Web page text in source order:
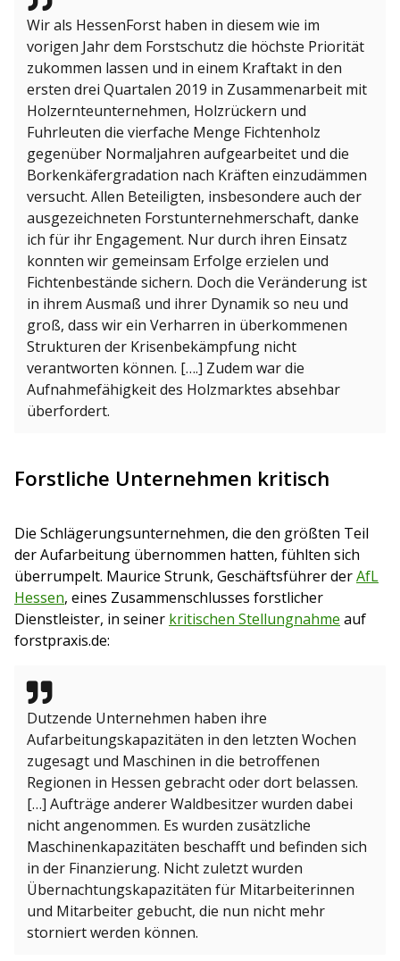
Wir als HessenForst haben in diesem wie im
vorigen Jahr dem Forstschutz die höchste Priorität
zukommen lassen und in einem Kraftakt in den
ersten drei Quartalen 2019 in Zusammenarbeit mit
Holzernteunternehmen, Holzrückern und
Fuhrleuten die vierfache Menge Fichtenholz
gegenüber Normaljahren aufgearbeitet und die
Borkenkäfergradation nach Kräften einzudämmen
versucht. Allen Beteiligten, insbesondere auch der
ausgezeichneten Forstunternehmerschaft, danke
ich für ihr Engagement. Nur durch ihren Einsatz
konnten wir gemeinsam Erfolge erzielen und
Fichtenbestände sichern. Doch die Veränderung ist
in ihrem Ausmaß und ihrer Dynamik so neu und
groß, dass wir ein Verharren in überkommenen
Strukturen der Krisenbekämpfung nicht
verantworten können. [….] Zudem war die
Aufnahmefähigkeit des Holzmarktes absehbar
überfordert.
Forstliche Unternehmen kritisch
Die Schlägerungsunternehmen, die den größten Teil
der Aufarbeitung übernommen hatten, fühlten sich
überrumpelt. Maurice Strunk, Geschäftsführer derAfL
Hessen, eines Zusammenschlusses forstlicher
Dienstleister, in seiner kritischen Stellungnahme auf
forstpraxis.de:
Dutzende Unternehmen haben ihre
Aufarbeitungskapazitäten in den letzten Wochen
zugesagt und Maschinen in die betroffenen
Regionen in Hessen gebracht oder dort belassen.
[…] Aufträge anderer Waldbesitzer wurden dabei
nicht angenommen. Es wurden zusätzliche
Maschinenkapazitäten beschafft und befinden sich
in der Finanzierung. Nicht zuletzt wurden
Übernachtungskapazitäten für Mitarbeiterinnen
und Mitarbeiter gebucht, die nun nicht mehr
storniert werden können.